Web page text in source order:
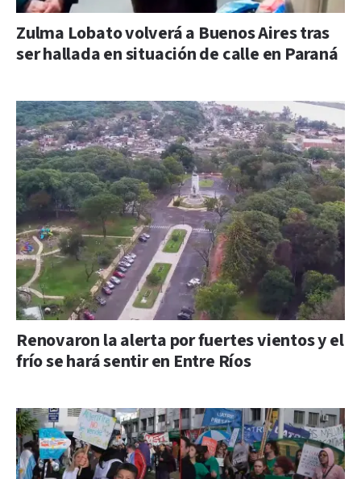
Zulma Lobato volverá a Buenos Aires tras
ser hallada en situación de calle en Paraná
Renovaron la alerta por fuertes vientos y el
frío se hará sentir en Entre Ríos